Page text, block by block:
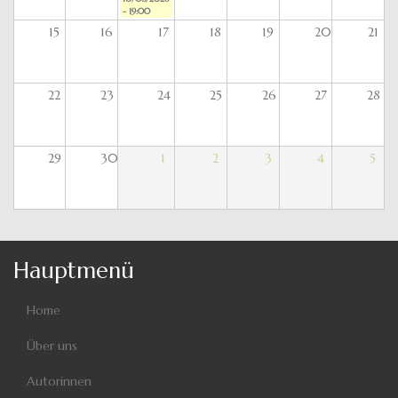
- 19:00
15 16 17 18 19 20 21
22 23 24 25 26 27 28
29 30 1 2 3 4 5
Hauptmenü
Home
Über uns
Autorinnen